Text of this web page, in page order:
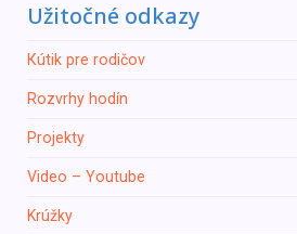
Užitočné odkazy
Кútik pre rodičov
Rozvrhy hodín
Projekty
Video – Youtube
Krúžky